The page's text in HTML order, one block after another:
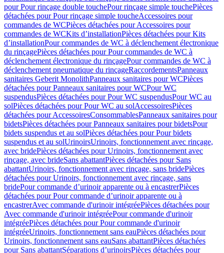
pour Pour rinçage double touchePour rinçage simple touchePièces
détachées pour Pour rinçage simple toucheAccessoires pour
commandes de WCPièces détachées pour Accessoires pour
commandes de WCKits d’installationPièces détachées pour Kits
d’installationPour commandes de WC à déclenchement électronique
du rinçagePièces détachées pour Pour commandes de WC à
déclenchement électronique du rinçagePour commandes de WC à
déclenchement pneumatique du rinçageRaccordementsPanneaux
sanitaires Geberit MonolithPanneaux sanitaires pour WCPièces
détachées pour Panneaux sanitaires pour WCPour WC
suspendusPièces détachées pour Pour WC suspendusPour WC au
solPièces détachées pour Pour WC au solAccessoiresPièces
détachées pour AccessoiresConsommablesPanneaux sanitaires pour
bidetsPièces détachées pour Panneaux sanitaires pour bidetsPour
bidets suspendus et au solPièces détachées pour Pour bidets
suspendus et au solUrinoirsUrinoirs, fonctionnement avec rinçage,
avec bridePièces détachées pour Urinoirs, fonctionnement avec
rinçage, avec brideSans abattantPièces détachées pour Sans
abattantUrinoirs, fonctionnement avec rinçage, sans bridePièces
détachées pour Urinoirs, fonctionnement avec rinçage, sans
bridePour commande d’urinoir apparente ou à encastrerPièces
détachées pour Pour commande d’urinoir apparente ou à
encastrerAvec commande d'urinoir intégréePièces détachées pour
Avec commande d'urinoir intégréePour commande d'urinoir
intégréePièces détachées pour Pour commande d'urinoir
intégréeUrinoirs, fonctionnement sans eauPièces détachées pour
Urinoirs, fonctionnement sans eauSans abattantPièces détachées
pour Sans abattantSéparations d’urinoirsPièces détachées pour